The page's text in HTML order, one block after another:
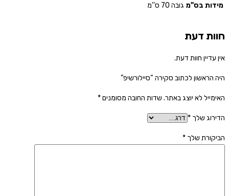
מידות בס"מ גובה 70 ס''מ
חוות דעת
אין עדיין חוות דעת.
היה הראשון לכתוב סקירה “סיילורשיפ”
האימייל לא יוצג באתר. שדות החובה מסומנים*
הדירוג שלך *
הביקורת שלך *